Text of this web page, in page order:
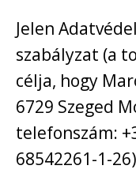
Jelen
szabályzat (a
célja, hogy
6729 Szeged
telefonszám:
68542261-1-